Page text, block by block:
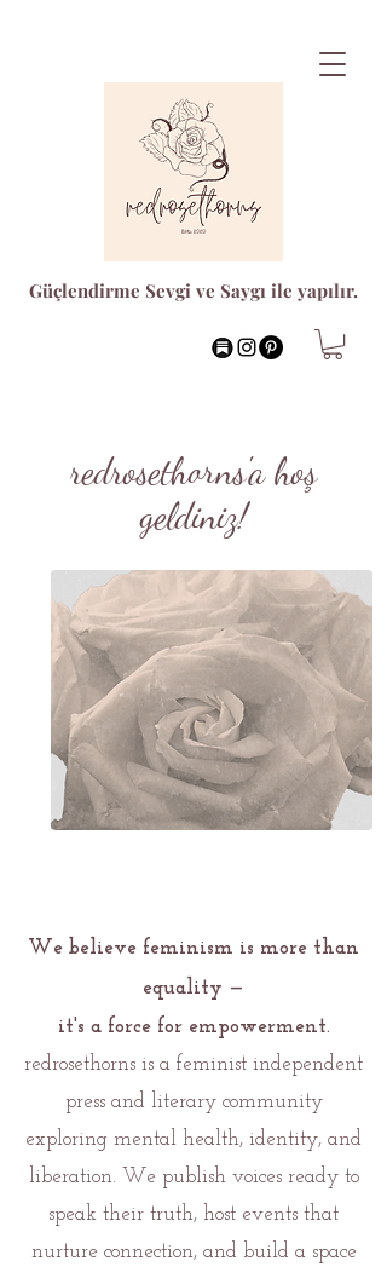
Güçlendirme Sevgi ve Saygı ile yapılır.
redrosethorns'a hoş
geldiniz!
We believe feminism is more than
equality —
it's a force for empowerment.
redrosethorns is a feminist independent
press and literary community
exploring mental health, identity, and
liberation. We publish voices ready to
speak their truth, host events that
nurture connection, and build a space